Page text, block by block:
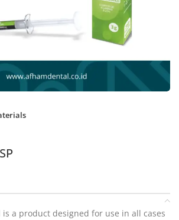
is a product designed for use in all cases